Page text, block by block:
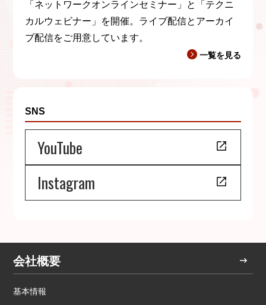
「ネットワークオンラインセミナー」と「テクニ
カルウェビナー」を開催。ライブ配信とアーカイ
ブ配信をご用意しています。
一覧を見る
SNS
YouTube
Instagram
会社概要
基本情報